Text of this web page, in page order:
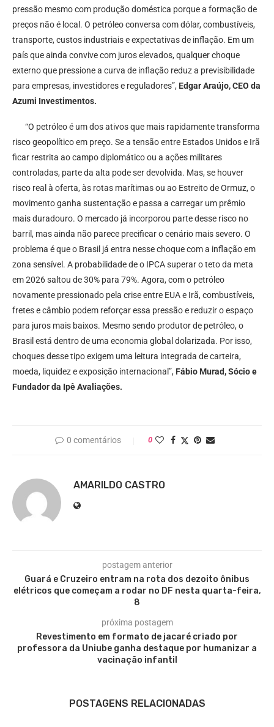
pressão mesmo com produção doméstica porque a formação de
preços não é local. O petróleo conversa com dólar, combustíveis,
transporte, custos industriais e expectativas de inflação. Em um
país que ainda convive com juros elevados, qualquer choque
externo que pressione a curva de inflação reduz a previsibilidade
para empresas, investidores e reguladores”, Edgar Araújo, CEO da
Azumi Investimentos.
“O petróleo é um dos ativos que mais rapidamente transforma
risco geopolítico em preço. Se a tensão entre Estados Unidos e Irã
ficar restrita ao campo diplomático ou a ações militares
controladas, parte da alta pode ser devolvida. Mas, se houver
risco real à oferta, às rotas marítimas ou ao Estreito de Ormuz, o
movimento ganha sustentação e passa a carregar um prêmio
mais duradouro. O mercado já incorporou parte desse risco no
barril, mas ainda não parece precificar o cenário mais severo. O
problema é que o Brasil já entra nesse choque com a inflação em
zona sensível. A probabilidade de o IPCA superar o teto da meta
em 2026 saltou de 30% para 79%. Agora, com o petróleo
novamente pressionado pela crise entre EUA e Irã, combustíveis,
fretes e câmbio podem reforçar essa pressão e reduzir o espaço
para juros mais baixos. Mesmo sendo produtor de petróleo, o
Brasil está dentro de uma economia global dolarizada. Por isso,
choques desse tipo exigem uma leitura integrada de carteira,
moeda, liquidez e exposição internacional”, Fábio Murad, Sócio e
Fundador da Ipê Avaliações.
0 comentários 0
AMARILDO CASTRO
postagem anterior
Guará e Cruzeiro entram na rota dos dezoito ônibus
elétricos que começam a rodar no DF nesta quarta-feira,
8
próxima postagem
Revestimento em formato de jacaré criado por
professora da Uniube ganha destaque por humanizar a
vacinação infantil
POSTAGENS RELACIONADAS